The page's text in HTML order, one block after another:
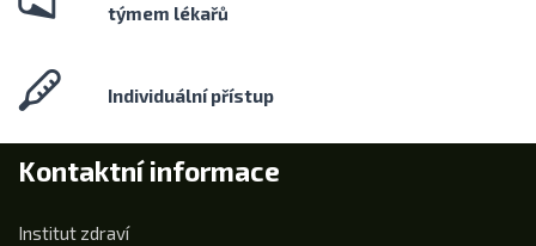
týmem lékařů
Individuální přístup
Kontaktní informace
Institut zdraví